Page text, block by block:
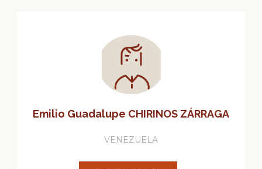
Emilio Guadalupe CHIRINOS ZÁRRAGA
VENEZUELA